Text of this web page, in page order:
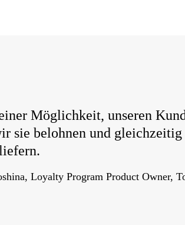
Möglichkeit, unseren
sie belohnen und
Loyalty Program Product Owner,